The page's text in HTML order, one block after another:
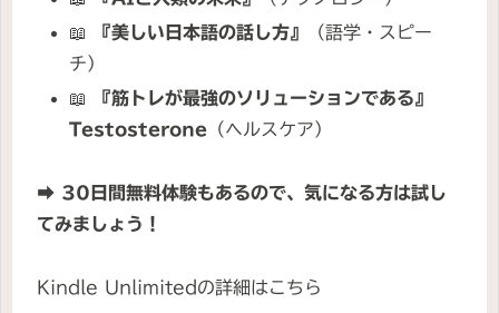
📖
『美しい日本語の話し方』
（語学・スピー
チ）
📖
『筋トレが最強のソリューションである』
Testosterone （ヘルスケア）
➡ 30日間無料体験もあるので、気になる方は試し
てみましょう！
Kindle Unlimitedの詳細はこちら